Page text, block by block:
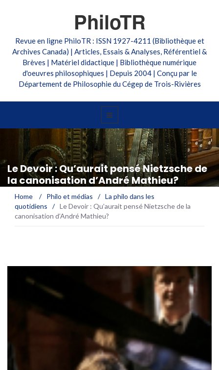
PhiloTR
Revue en ligne PhiloTR : ISSN 1927-4211 (Bibliothèque et
Archives Canada) | Articles, Essais & Analyses, Référentiel &
Brèves | Matériel didactique | Bibliothèque numérique
d'oeuvres philosophiques | Depuis 2004 | Conçu par le
Département de Philosophie du Cégep de Trois-Rivières
Le Devoir : Qu’aurait pensé Nietzsche de
la canonisation d’André Mathieu?
Home / Philo et médias / La philo dans les
quotidiens
/ Le Devoir : Qu’aurait pensé Nietzsche de la
canonisation d’André Mathieu?